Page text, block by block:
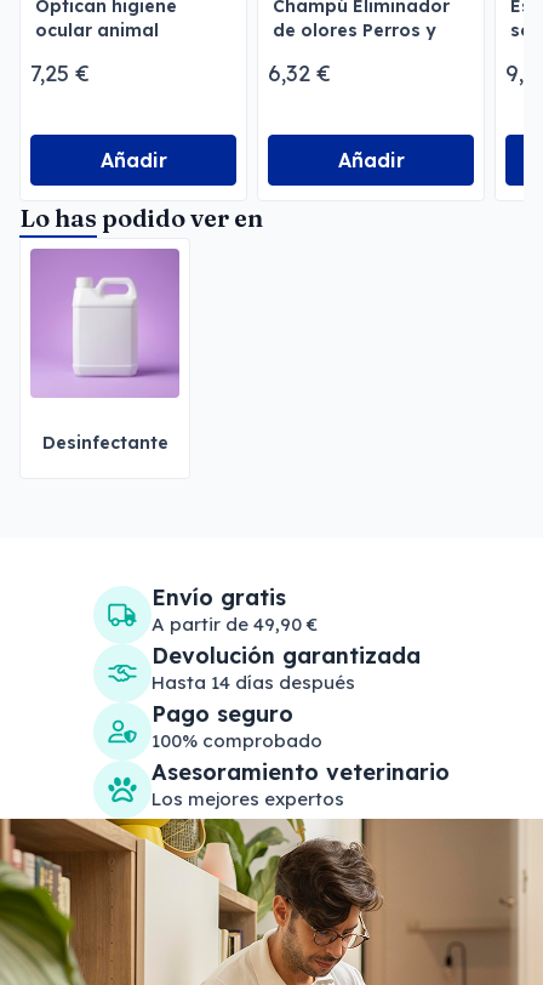
Optican higiene
ocular animal
7,25 €
Añadir
Champú Eliminador
de olores Perros y
6,32 €
Añadir
Lo has podido ver en
Desinfectante
Envío gratis
A partir de 49,90 €
Devolución garantizada
Hasta 14 días después
Pago seguro
100% comprobado
Asesoramiento veterinario
Los mejores expertos